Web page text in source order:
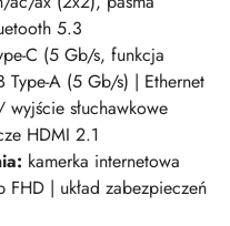
5.3
C (5 Gb/s, funkcja
Type-A (5 Gb/s) | Ethernet
słuchawkowe
HDMI 2.1
kamerka internetowa
| układ zabezpieczeń